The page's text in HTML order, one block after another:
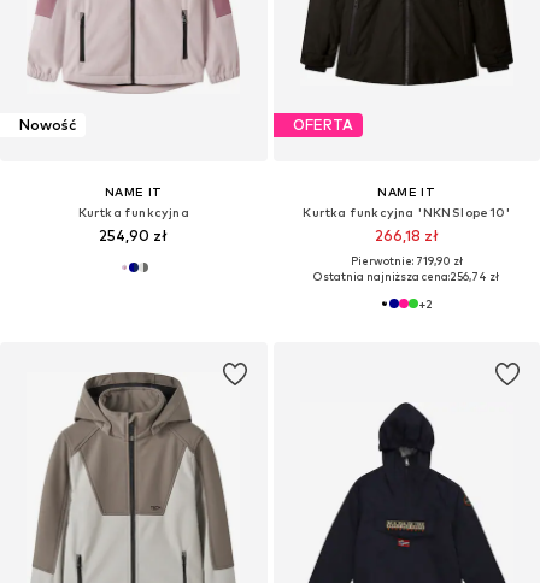
Nowość
NAME IT
Kurtka funkcyjna
254,90 zł
OFERTA
NAME IT
Kurtka funkcyjna 'NKNSlope10'
266,18 zł
Pierwotnie: 719,90 zł
Ostatnia najniższa cena:256,74 zł
+2